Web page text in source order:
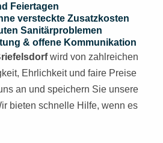
Feiertagen
versteckte Zusatzkosten
Sanitärproblemen
& offene Kommunikation
wird von zahlreichen
Ehrlichkeit und faire Preise
an und speichern Sie unsere
bieten schnelle Hilfe, wenn es